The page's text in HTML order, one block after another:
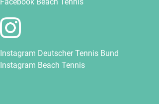
Instagram Deutscher Tennis Bund
Instagram Beach Tennis